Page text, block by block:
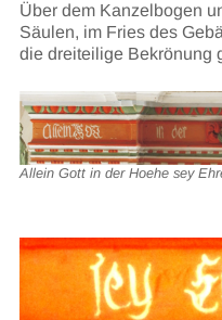
Über dem Kanzelbogen
Säulen, im Fries des
die dreiteilige Bekrönung
Allein Gott in der Hoehe sey